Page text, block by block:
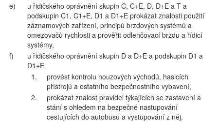
e)
u řidičského oprávnění skupin C, C+E, D, D+E a T a
podskupin C1, C1+E, D1 a D1+E prokázat znalosti použití
záznamových zařízení, principů brzdových systémů a
omezovačů rychlosti a prověřit odlehčovací brzdu a řídicí
systémy,
f)
u řidičského oprávnění skupin D a D+E a podskupin D1 a
D1+E
1.
provést kontrolu nouzových východů, hasicích
přístrojů a ostatního bezpečnostního vybavení,
2.
prokázat znalost pravidel týkajících se zastavení a
stání s ohledem na bezpečné nastupování
cestujících do autobusu a vystupování z něj.